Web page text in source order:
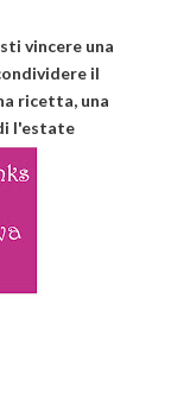
vincere una
il
ricetta, una
l'estate